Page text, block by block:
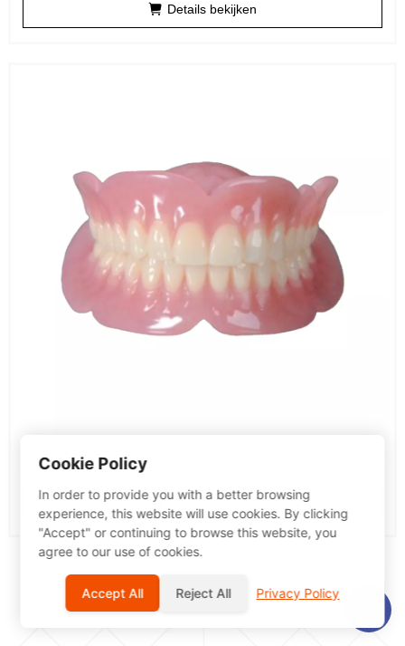
Details bekijken
Gebit titanium legering beugel
Details bekijken
Cookie Policy
In order to provide you with a better browsing
experience, this website will use cookies. By clicking
"Accept" or continuing to browse this website, you
agree to our use of cookies.
Accept All Reject All Privacy Policy